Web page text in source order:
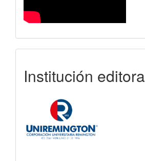
Institución editora